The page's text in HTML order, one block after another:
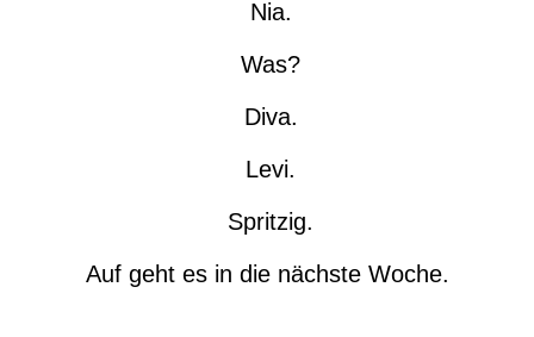
Nia.
Was?
Diva.
Levi.
Spritzig.
Auf geht es in die nächste Woche.